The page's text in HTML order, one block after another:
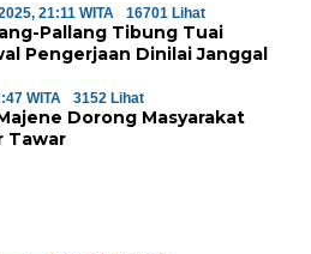
21:11 WITA 16701 Lihat
Pallang Tibung Tuai
Pengerjaan Dinilai Janggal
WITA 3152 Lihat
Dorong Masyarakat
Tawar